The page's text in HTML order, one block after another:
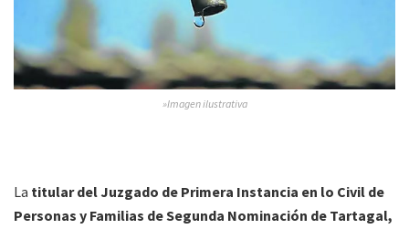
»Imagen ilustrativa
La titular del Juzgado de Primera Instancia en lo Civil de
Personas y Familias de Segunda Nominación de Tartagal,